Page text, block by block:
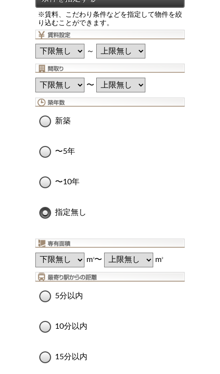
※賃料、こだわり条件などを指定して物件を絞
り込むことができます。
～
〜
新築
〜5年
〜10年
指定無し
m2〜 m2
5分以内
10分以内
15分以内